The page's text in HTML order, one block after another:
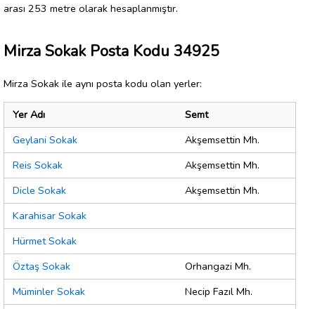
arası 253 metre olarak hesaplanmıştır.
Mirza Sokak Posta Kodu 34925
Mirza Sokak ile aynı posta kodu olan yerler:
Yer Adı
Semt
Geylani Sokak
Akşemsettin Mh.
Reis Sokak
Akşemsettin Mh.
Dicle Sokak
Akşemsettin Mh.
Karahisar Sokak
Hürmet Sokak
Öztaş Sokak
Orhangazi Mh.
Müminler Sokak
Necip Fazıl Mh.